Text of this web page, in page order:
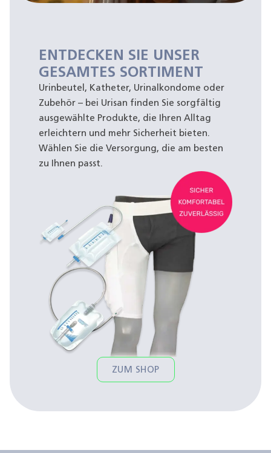
ENTDECKEN SIE UNSER
GESAMTES SORTIMENT
Urinbeutel, Katheter, Urinalkondome oder
Zubehör – bei Urisan finden Sie sorgfältig
ausgewählte Produkte, die Ihren Alltag
erleichtern und mehr Sicherheit bieten.
Wählen Sie die Versorgung, die am besten
zu Ihnen passt.
ZUM SHOP